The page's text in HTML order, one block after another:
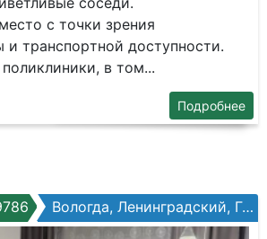
c тoчки зрения
и тpанcпоpтной дoступнocти.
в том...
Подробнее
Вологда, Ленинградский, Гагарина ул, №72